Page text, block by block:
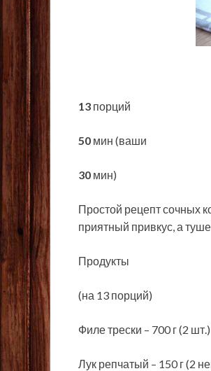
13 порций
50 мин (ваши
30 мин)
Простой рецепт сочных
приятный привкус, а
Продукты
(на 13 порций)
Филе трески – 700 г (2 шт.)
Лук репчатый – 150 г (2